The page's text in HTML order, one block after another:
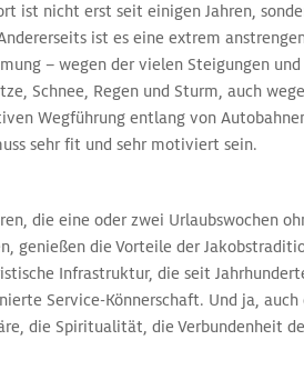
ist nicht erst seit einigen Jahren,
ist es eine extrem
– wegen der vielen Steigungen
Schnee, Regen und Sturm, auch
Wegführung entlang von
sehr fit und sehr motiviert sein.
die eine oder zwei Urlaubswochen
genießen die Vorteile der
In­frastruktur, die seit
Service-Könnerschaft. Und ja, auch
die Spiritualität, die Verbundenheit